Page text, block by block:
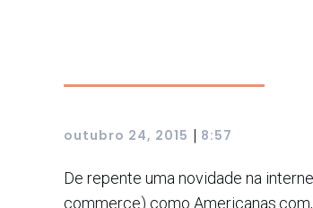
outubro 24, 2015 | 8:57
De repente uma novidade na
commerce) como